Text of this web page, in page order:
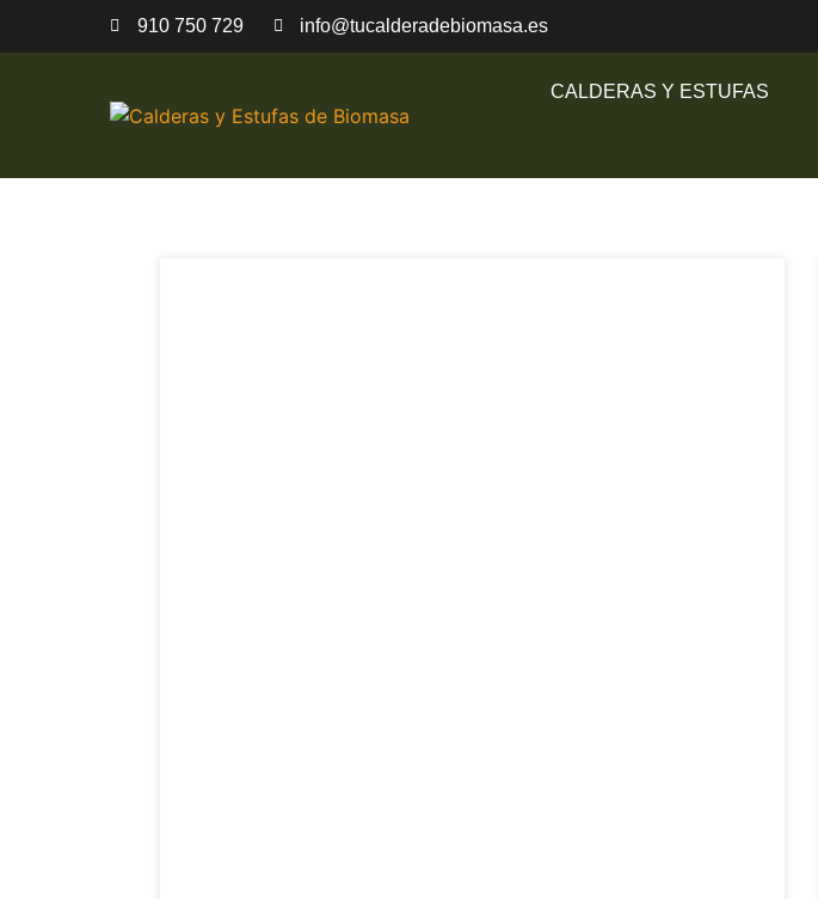
910 750 729 info@tucalderadebiomasa.es
CALDERAS Y ESTUFAS